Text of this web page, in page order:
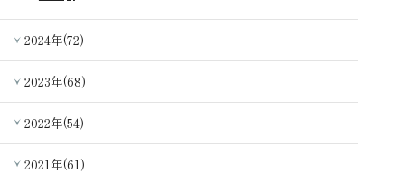
2024年(72)
2023年(68)
2022年(54)
2021年(61)